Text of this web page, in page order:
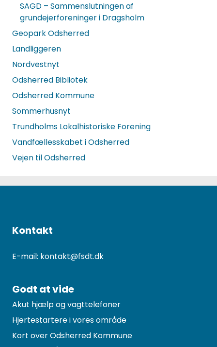
SAGD – Sammenslutningen af
grundejerforeninger i Dragsholm
Geopark Odsherred
Landliggeren
Nordvestnyt
Odsherred Bibliotek
Odsherred Kommune
Sommerhusnyt
Trundholms Lokalhistoriske Forening
Vandfællesskabet i Odsherred
Vejen til Odsherred
Kontakt
E-mail: kontakt@fsdt.dk
Godt at vide
Akut hjælp og vagttelefoner
Hjertestartere i vores område
Kort over Odsherred Kommune